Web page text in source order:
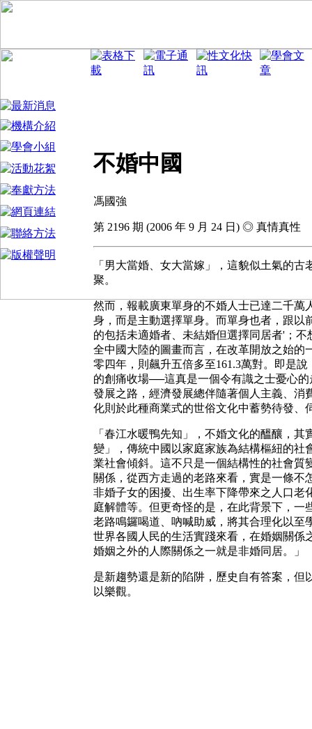
不婚中國
馮國強
第 2196 期 (2006 年 9 月 24 日) ◎ 真情真性
「男大當婚、女大當嫁」，這貌似土氣的
聚。
然而，報載廣東單身的不婚人士已達二千萬
身，而是主動選擇單身。而單身也者，跟以
的包括未適婚者、未結婚但選擇同居者'；
全中國大陸的圖畫而言，在改革開放之始的
零四年，則飆升五倍多至161.3萬對。即是
的創痛收場──這真是一個令有識之士憂心
發展之路，經濟發展總伴隨著個人主義、消
化則於此種商業式的世俗文化中蓄勢待發、
「春江水暖鴨先知」，不婚文化的醞釀，
變」，傳統中國以家庭家族為結構樞紐的社
業社會傾斜。這不只是一個結構性的社會質
關係，從西方走過的老路來看，實是一條
非婚子女的困擾、出生率下降帶來之人口老
庭解體等。但更奇怪的是，在此背景下，
老路鳴鑼喝道、吶喊助威，將其合理化以至
世界各國人民的生活實踐來看，在婚姻關係
婚姻之外的人際關係之一就是非婚同居。」
是新趨勢還是新的陷阱，歷史自有答案，
以樂觀。